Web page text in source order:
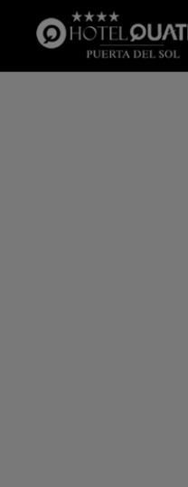
Delicias Culinarias En Madrid: